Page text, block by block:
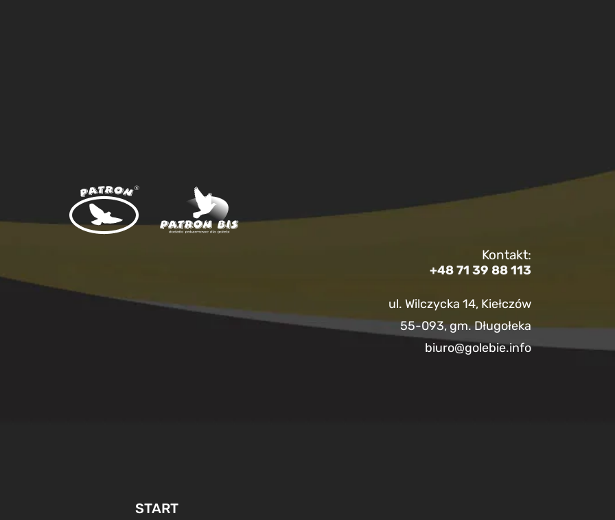
Kontakt:
+48 71 39 88 113
ul. Wilczycka 14, Kiełczów
55-093, gm. Długołeka
biuro@golebie.info
START